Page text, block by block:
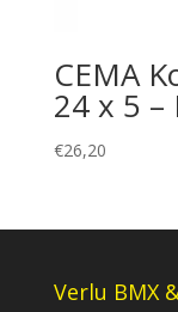
CEMA
24 x 5 –
€26,20
Verlu BMX